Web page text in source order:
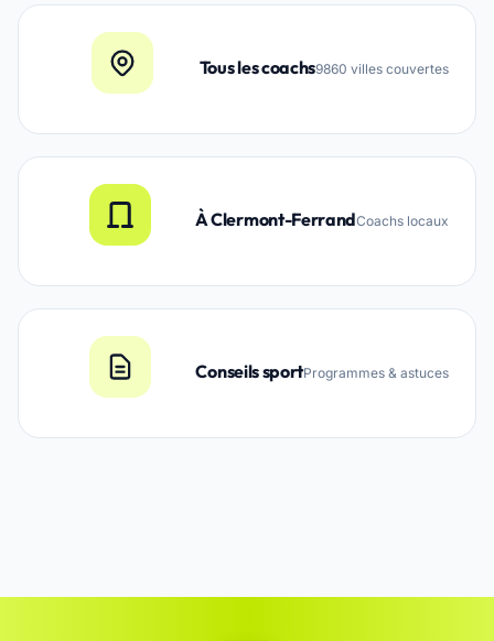
Tous les coachs9860 villes couvertes
À Clermont-FerrandCoachs locaux
Conseils sportProgrammes & astuces